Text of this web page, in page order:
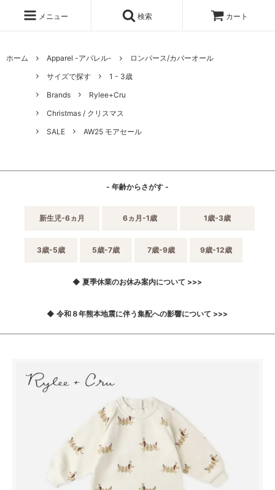
メニュー 検索 カート
ホーム Apparel -アパレル-
ロンパース/カバーオール
サイズで探す
1 - 3歳
Brands
Rylee+Cru
Christmas / クリスマス
SALE
AW25 モアセール
- 年齢からさがす -
新生児-6ヵ月 6ヵ月-1歳 1歳-3歳
3歳-5歳 5歳-7歳 7歳-9歳 9歳-12歳
◆ 夏季休業のお休み案内について >>>
◆ 令和８年熊本地震に伴う集配への影響について >>>